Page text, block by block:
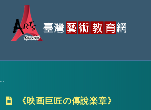
:::
《映画巨匠の傳說楽章》